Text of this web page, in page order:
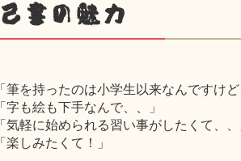
己書の魅力
「筆を持ったのは小学生以来なんですけ
「字も絵も下手なんで、、」
「気軽に始められる習い事がしたくて、
「楽しみたくて！」